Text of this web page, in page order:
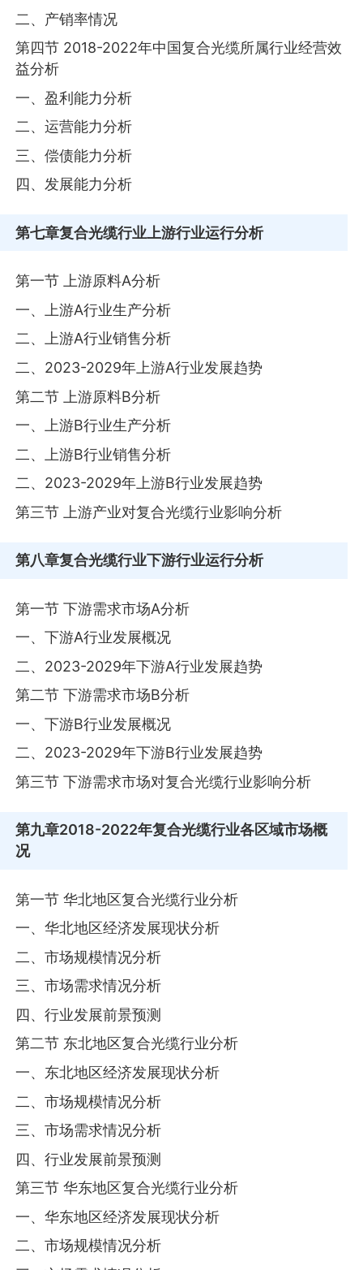
二、产销率情况
第四节 2018-2022年中国复合光缆所属行业经营效
益分析
一、盈利能力分析
二、运营能力分析
三、偿债能力分析
四、发展能力分析
第七章复合光缆行业上游行业运行分析
第一节 上游原料A分析
一、上游A行业生产分析
二、上游A行业销售分析
二、2023-2029年上游A行业发展趋势
第二节 上游原料B分析
一、上游B行业生产分析
二、上游B行业销售分析
二、2023-2029年上游B行业发展趋势
第三节 上游产业对复合光缆行业影响分析
第八章复合光缆行业下游行业运行分析
第一节 下游需求市场A分析
一、下游A行业发展概况
二、2023-2029年下游A行业发展趋势
第二节 下游需求市场B分析
一、下游B行业发展概况
二、2023-2029年下游B行业发展趋势
第三节 下游需求市场对复合光缆行业影响分析
第九章2018-2022年复合光缆行业各区域市场概
况
第一节 华北地区复合光缆行业分析
一、华北地区经济发展现状分析
二、市场规模情况分析
三、市场需求情况分析
四、行业发展前景预测
第二节 东北地区复合光缆行业分析
一、东北地区经济发展现状分析
二、市场规模情况分析
三、市场需求情况分析
四、行业发展前景预测
第三节 华东地区复合光缆行业分析
一、华东地区经济发展现状分析
二、市场规模情况分析